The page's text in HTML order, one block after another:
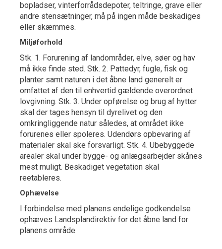
bopladser, vinterforrådsdepoter, teltringe, grave eller
andre stensætninger, må på ingen måde beskadiges
eller skæmmes.
Miljøforhold
Stk. 1. Forurening af landområder, elve, søer og hav
må ikke finde sted. Stk. 2. Pattedyr, fugle, fisk og
planter samt naturen i det åbne land generelt er
omfattet af den til enhvertid gældende overordnet
lovgivning. Stk. 3. Under opførelse og brug af hytter
skal der tages hensyn til dyrelivet og den
omkringliggende natur således, at området ikke
forurenes eller spoleres. Udendørs opbevaring af
materialer skal ske forsvarligt. Stk. 4. Ubebyggede
arealer skal under bygge- og anlægsarbejder skånes
mest muligt. Beskadiget vegetation skal
reetableres.
Ophævelse
I forbindelse med planens endelige godkendelse
ophæves Landsplandirektiv for det åbne land for
planens område